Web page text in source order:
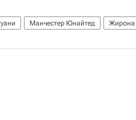
Манчестер Юнайтед
Жирона